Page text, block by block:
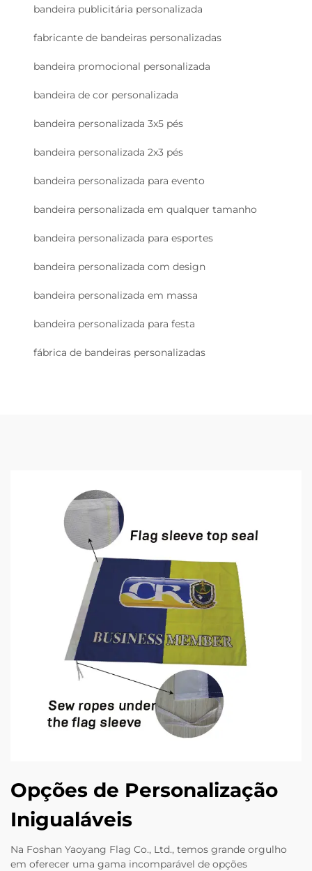
bandeira publicitária personalizada
fabricante de bandeiras personalizadas
bandeira promocional personalizada
bandeira de cor personalizada
bandeira personalizada 3x5 pés
bandeira personalizada 2x3 pés
bandeira personalizada para evento
bandeira personalizada em qualquer tamanho
bandeira personalizada para esportes
bandeira personalizada com design
bandeira personalizada em massa
bandeira personalizada para festa
fábrica de bandeiras personalizadas
Opções de Personalização
Inigualáveis
Na Foshan Yaoyang Flag Co., Ltd., temos grande orgulho
em oferecer uma gama incomparável de opções